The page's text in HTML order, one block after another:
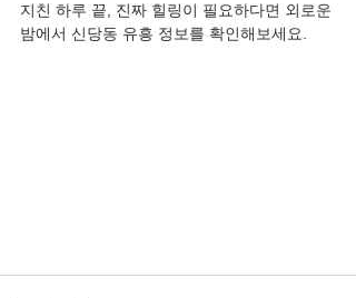
지친 하루 끝, 진짜 힐링이 필요하다면 외로운
밤에서 신당동 유흥 정보를 확인해보세요.